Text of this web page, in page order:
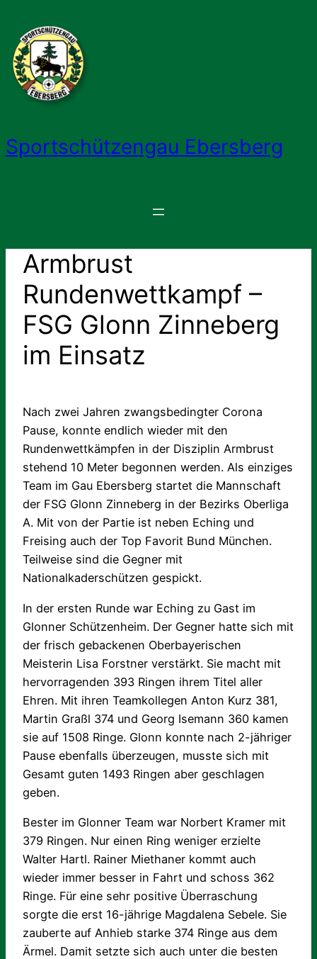
Inhalt
springen
Sportschützengau Ebersberg
Armbrust
Rundenwettkampf –
FSG Glonn Zinneberg
im Einsatz
Nach zwei Jahren zwangsbedingter Corona
Pause, konnte endlich wieder mit den
Rundenwettkämpfen in der Disziplin Armbrust
stehend 10 Meter begonnen werden. Als einziges
Team im Gau Ebersberg startet die Mannschaft
der FSG Glonn Zinneberg in der Bezirks Oberliga
A. Mit von der Partie ist neben Eching und
Freising auch der Top Favorit Bund München.
Teilweise sind die Gegner mit
Nationalkaderschützen gespickt.
In der ersten Runde war Eching zu Gast im
Glonner Schützenheim. Der Gegner hatte sich mit
der frisch gebackenen Oberbayerischen
Meisterin Lisa Forstner verstärkt. Sie macht mit
hervorragenden 393 Ringen ihrem Titel aller
Ehren. Mit ihren Teamkollegen Anton Kurz 381,
Martin Graßl 374 und Georg Isemann 360 kamen
sie auf 1508 Ringe. Glonn konnte nach 2-jähriger
Pause ebenfalls überzeugen, musste sich mit
Gesamt guten 1493 Ringen aber geschlagen
geben.
Bester im Glonner Team war Norbert Kramer mit
379 Ringen. Nur einen Ring weniger erzielte
Walter Hartl. Rainer Miethaner kommt auch
wieder immer besser in Fahrt und schoss 362
Ringe. Für eine sehr positive Überraschung
sorgte die erst 16-jährige Magdalena Sebele. Sie
zauberte auf Anhieb starke 374 Ringe aus dem
Ärmel. Damit setzte sich auch unter die besten